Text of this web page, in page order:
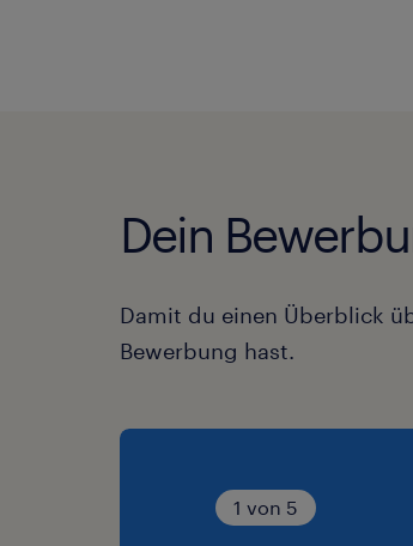
Dein
Damit du einen Überblick
Bewerbung hast.
1 von 5